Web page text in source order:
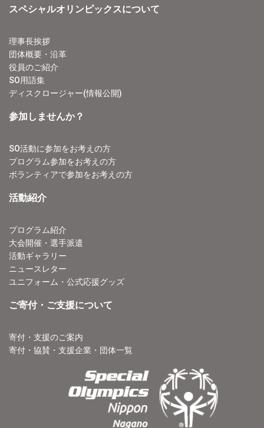
スペシャルオリンピックスについて
理事長挨拶
団体概要・沿革
役員のご紹介
SO用語集
ディスクロージャー(情報公開)
参加しませんか？
SO活動に参加をお考えの方
プログラム参加をお考えの方
ボランティアで参加をお考えの方
活動紹介
プログラム紹介
大会開催・選手派遣
活動ギャラリー
ニュースレター
ユニフォーム・公式応援グッズ
ご寄付・ご支援について
寄付・支援のご案内
寄付・協賛・支援企業・団体一覧